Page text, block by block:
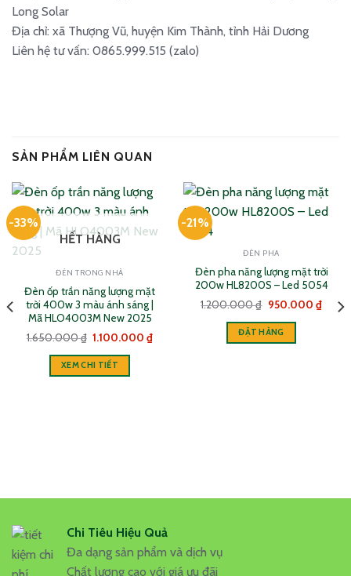
Long Solar
Địa chỉ: xã Thượng Vũ, huyện Kim Thành, tỉnh Hải Dương
Liên hệ tư vấn: 0865.999.515 (zalo)
SẢN PHẨM LIÊN QUAN
-33%
HẾT HÀNG
ĐÈN TRONG NHÀ
Đèn ốp trần năng lượng mặt
trời 400w 3 màu ánh sáng |
Mã HLO4003M New 2025
1.650.000₫ Giá
là:
1.650.000 ₫.
1.100.000₫Giá
XEM CHI TIẾT
-21%
ĐÈN PHA
Đèn pha năng lượng mặt trời
200w HL8200S – Led 5054
1.200.000₫ Giá
là:
1.200.000 ₫.
950.000 ₫Giá
hiện
ĐẶT HÀNG
Chi Tiêu Hiệu Quả
Đa dạng sản phẩm và dịch vụ
Chất lượng cao với giá ưu đãi